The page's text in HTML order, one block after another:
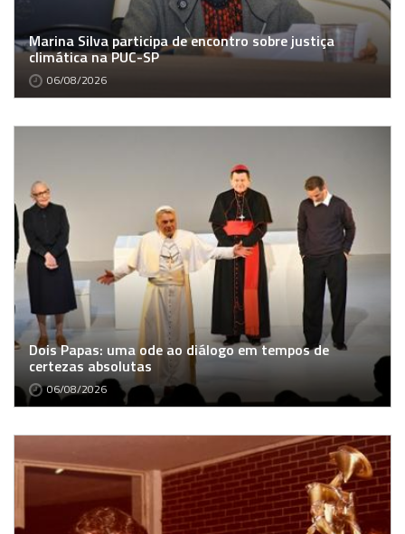
Marina Silva participa de encontro sobre justiça
climática na PUC-SP
06/08/2026
Dois Papas: uma ode ao diálogo em tempos de
certezas absolutas
06/08/2026